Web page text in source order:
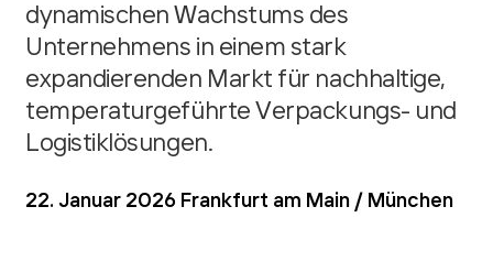
dynamischen Wachstums des
Unternehmens in einem stark
expandierenden Markt für nachhaltige,
temperaturgeführte Verpackungs- und
Logistiklösungen.
22. Januar 2026 Frankfurt am Main / München